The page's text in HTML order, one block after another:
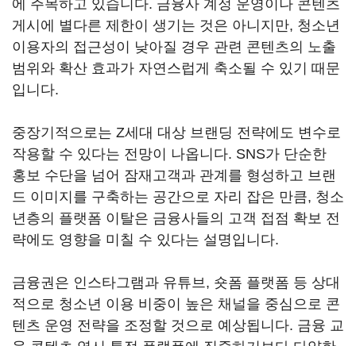
에 주목하고 있습니다. 금융사 계정 운영이나 콘텐츠
게시에 별다른 제한이 생기는 것은 아니지만, 청소년
이용자의 접근성이 낮아질 경우 관련 콘텐츠의 노출
범위와 확산 효과가 자연스럽게 축소될 수 있기 때문
입니다.
중장기적으로는 Z세대 대상 브랜딩 전략에도 변수로
작용할 수 있다는 전망이 나옵니다. SNS가 단순한
홍보 수단을 넘어 잠재고객과 관계를 형성하고 브랜
드 이미지를 구축하는 공간으로 자리 잡은 만큼, 청소
년층의 플랫폼 이탈은 금융사들의 고객 접점 확보 전
략에도 영향을 미칠 수 있다는 설명입니다.
금융권은 인스타그램과 유튜브, 숏폼 플랫폼 등 상대
적으로 청소년 이용 비중이 높은 채널을 중심으로 콘
텐츠 운영 전략을 조정할 것으로 예상됩니다. 금융 교